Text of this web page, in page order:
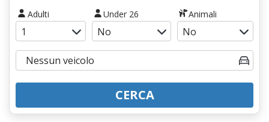
Adulti Under 26 Animali
CERCA